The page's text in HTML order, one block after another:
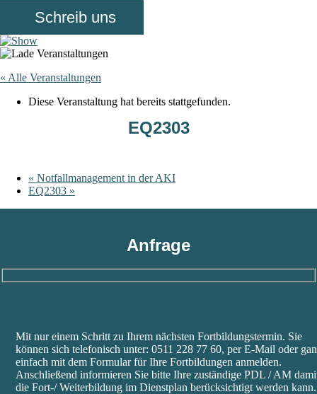
Schreib uns
« Alle Veranstaltungen
Diese Veranstaltung hat bereits stattgefunden.
EQ2303
« Notfallmanagement in der AKI
EQ2303 »
Anfrage
Feld
leer.
lasse
dieses
Feld
leer.
Mit nur einem Schritt zu Ihrem nächsten Fortbildungstermin. Sie
können sich telefonisch unter: 0511 228 77 60, per E-Mail oder
einfach mit dem Formular für Ihre Fortbildungen anmelden.
Anschließend informieren Sie bitte Ihre zuständige PDL / AM
die Fort-/ Weiterbildung im Dienstplan berücksichtigt werden kann.